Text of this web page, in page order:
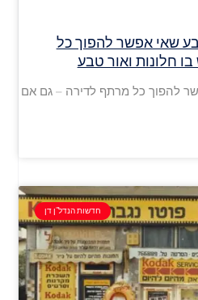
שאי אפשר להפוך כל
חלונות ואור טבע
להפוך כל מרתף לדירה – גם אם
חדשות הנדל"ן דן